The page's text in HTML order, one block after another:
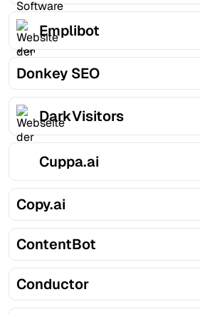
Emplibot
Donkey SEO
DarkVisitors
Cuppa.ai
Copy.ai
ContentBot
Conductor